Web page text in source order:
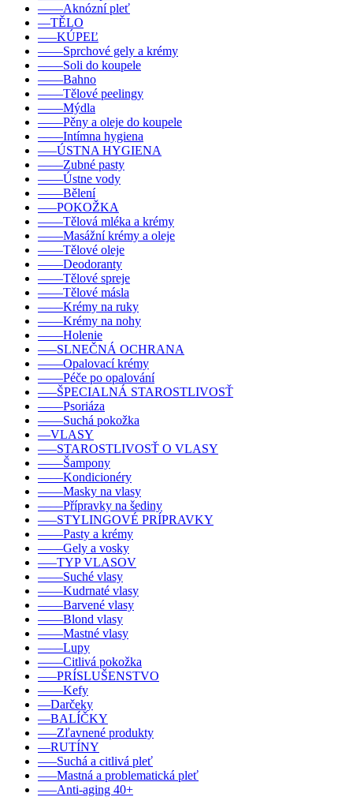
––––Aknózní pleť
––TĚLO
–––KÚPEĽ
––––Sprchové gely a krémy
––––Soli do koupele
––––Bahno
––––Tělové peelingy
––––Mýdla
––––Pěny a oleje do koupele
––––Intímna hygiena
–––ÚSTNA HYGIENA
––––Zubné pasty
––––Ústne vody
––––Bělení
–––POKOŽKA
––––Tělová mléka a krémy
––––Masážní krémy a oleje
––––Tělové oleje
––––Deodoranty
––––Tělové spreje
––––Tělové másla
––––Krémy na ruky
––––Krémy na nohy
––––Holenie
–––SLNEČNÁ OCHRANA
––––Opalovací krémy
––––Péče po opalování
–––ŠPECIALNÁ STAROSTLIVOSŤ
––––Psoriáza
––––Suchá pokožka
––VLASY
–––STAROSTLIVOSŤ O VLASY
––––Šampony
––––Kondicionéry
––––Masky na vlasy
––––Přípravky na šediny
–––STYLINGOVÉ PRÍPRAVKY
––––Pasty a krémy
––––Gely a vosky
–––TYP VLASOV
––––Suché vlasy
––––Kudrnaté vlasy
––––Barvené vlasy
––––Blond vlasy
––––Mastné vlasy
––––Lupy
––––Citlivá pokožka
–––PRÍSLUŠENSTVO
––––Kefy
––Darčeky
––BALÍČKY
–––Zľavnené produkty
––RUTÍNY
–––Suchá a citlivá pleť
–––Mastná a problematická pleť
–––Anti-aging 40+